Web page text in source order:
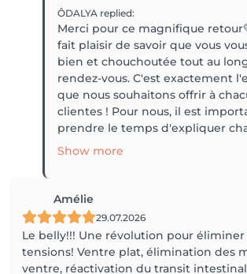
ÔDALYA replied:
Merci pour ce magnifique
fait plaisir de savoir que vous
bien et chouchoutée tout au
rendez-vous. C'est exactement
que nous souhaitons offrir à
clientes ! Pour nous, il est
prendre le temps d'expliquer
Show more
Amélie
29.07.2026
Le belly!!! Une révolution pour éliminer
tensions! Ventre plat, élimination des
ventre, réactivation du transit